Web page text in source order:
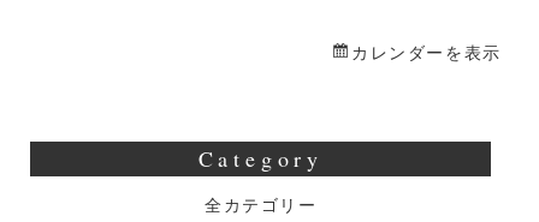
カレンダーを表示
Category
全カテゴリー